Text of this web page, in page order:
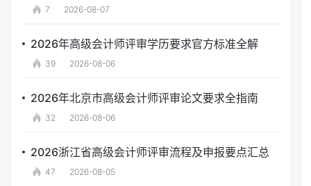
7 2026-08-07
2026年高级会计师评审学历要求官方标准全解
39 2026-08-06
2026年北京市高级会计师评审论文要求全指南
32 2026-08-06
2026浙江省高级会计师评审流程及申报要点汇总
47 2026-08-05